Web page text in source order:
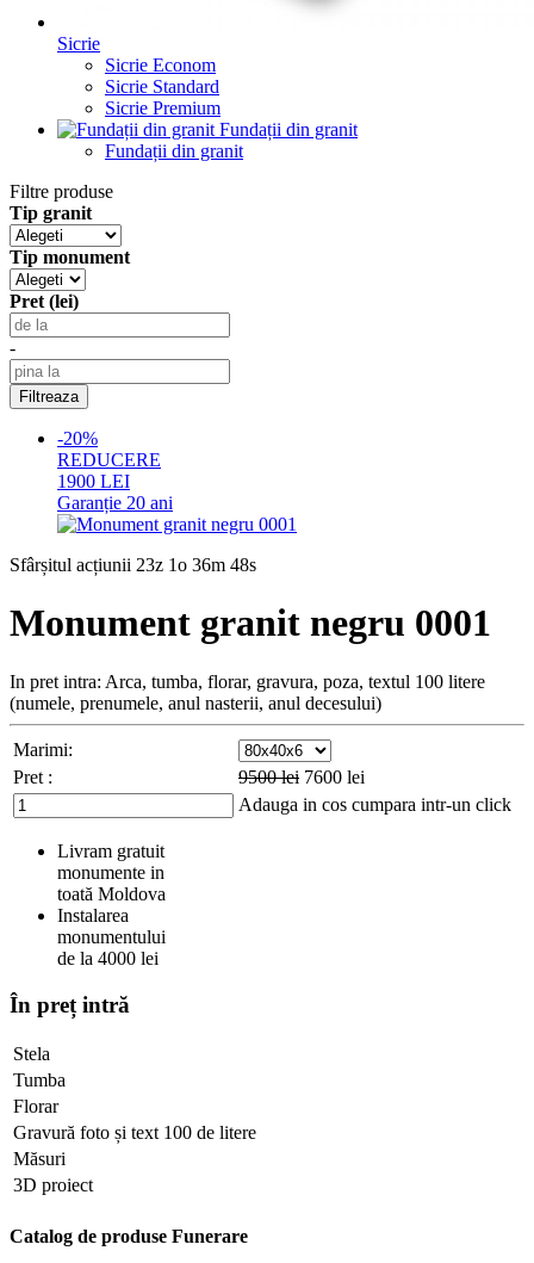
Sicrie
Sicrie Econom
Sicrie Standard
Sicrie Premium
Fundații din granit
Fundații din granit
Filtre produse
Tip granit
Tip monument
Pret (lei)
-
-20%
REDUCERE
1900 LEI
Garanție 20 ani
Sfârșitul acțiunii 23z 1o 36m 47s
Monument granit negru 0001
In pret intra: Arca, tumba, florar, gravura, poza, textul 100 litere
(numele, prenumele, anul nasterii, anul decesului)
Marimi:
Pret :
9500lei 7600 lei
Adauga in cos cumpara intr-un click
Livram gratuit
monumente in
toată Moldova
Instalarea
monumentului
de la 4000 lei
În preț intră
Stela
Tumba
Florar
Gravură foto și text 100 de litere
Măsuri
3D proiect
Catalog de produse Funerare